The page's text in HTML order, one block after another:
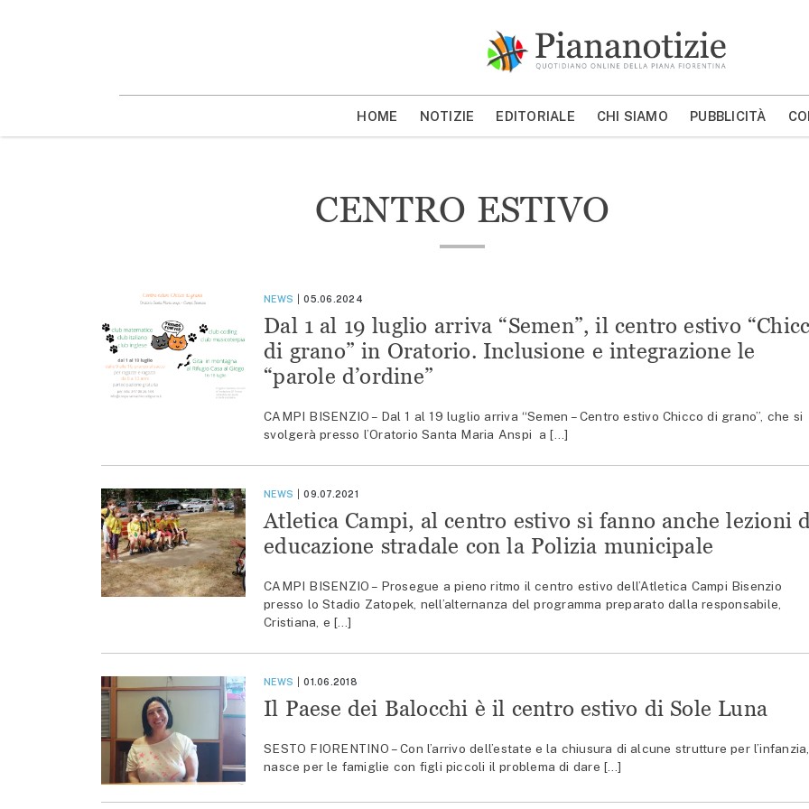
MOSTRA/NASCONDI CERCA
HOME NOTIZIE EDITORIALE CHI SIAMO PUBBLICITÀ
CENTRO ESTIVO
NEWS 05.06.2024
Dal 1 al 19 luglio arriva “Semen”, il centro estivo
di grano” in Oratorio. Inclusione e integrazione le
“parole d’ordine”
CAMPI BISENZIO – Dal 1 al 19 luglio arriva “Semen – Centro estivo Chicco di grano”, che si
svolgerà presso l’Oratorio Santa Maria Anspi a […]
NEWS 09.07.2021
Atletica Campi, al centro estivo si fanno anche lezioni
educazione stradale con la Polizia municipale
CAMPI BISENZIO – Prosegue a pieno ritmo il centro estivo dell’Atletica Campi Bisenzio
presso lo Stadio Zatopek, nell’alternanza del programma preparato dalla responsabile,
Cristiana, e […]
NEWS 01.06.2018
Il Paese dei Balocchi è il centro estivo di Sole Luna
SESTO FIORENTINO – Con l’arrivo dell’estate e la chiusura di alcune strutture per l’infanzia,
nasce per le famiglie con figli piccoli il problema di dare […]